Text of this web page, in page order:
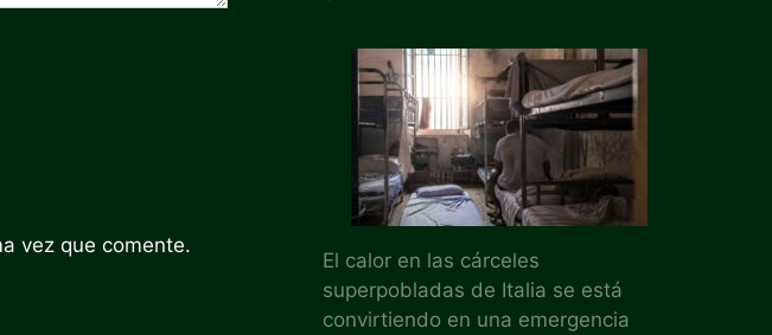
vez que comente.
El calor en las cárceles
superpobladas de Italia se está
convirtiendo en una emergencia